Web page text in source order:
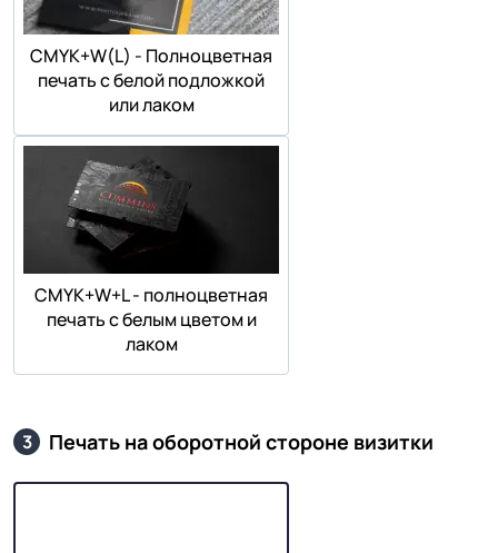
СMYK+W(L) - Полноцветная
печать с белой подложкой
или лаком
СMYK+W+L - полноцветная
печать с белым цветом и
лаком
3 Печать на оборотной стороне визитки